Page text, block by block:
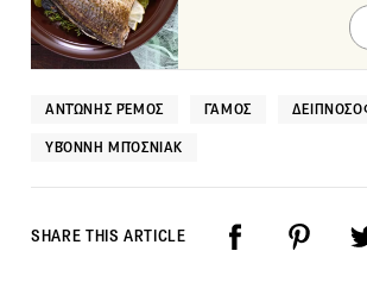
ΑΝΤΏΝΗΣ ΡΈΜΟΣ ΓΆΜΟΣ
ΥΒΌΝΝΗ ΜΠΌΣΝΙΑΚ
SHARE THIS ARTICLE